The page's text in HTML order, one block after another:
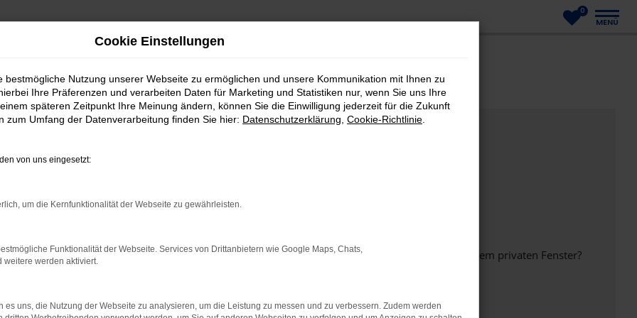
0
MENÜ
bestimmter Seiten verhindern. Funktioniert die Seite in einem anderen Browser oder in einem privaten Fenster?
beheben.
auf dem neuesten Stand sind.
Cookie Einstellungen
bestmögliche Nutzung unserer Webseite zu ermöglichen und unsere Kommunikation mit Ihnen zu
Ihre Präferenzen und verarbeiten Daten für Marketing und Statistiken nur, wenn Sie uns Ihre
späteren Zeitpunkt Ihre Meinung ändern, können Sie die Einwilligung jederzeit für die Zukunft
zum Umfang der Datenverarbeitung finden Sie hier: Datenschutzerklärung Cookie-Richtlinie
von uns eingesetzt:
um die Kernfunktionalität der Webseite zu gewährleisten.
Funktionalität der Webseite. Services von Drittanbietern wie Google Maps, Chats,
weitere werden aktiviert.
es uns, die Nutzung der Webseite zu analysieren, um die Leistung zu messen und zu verbessern. Zudem werden